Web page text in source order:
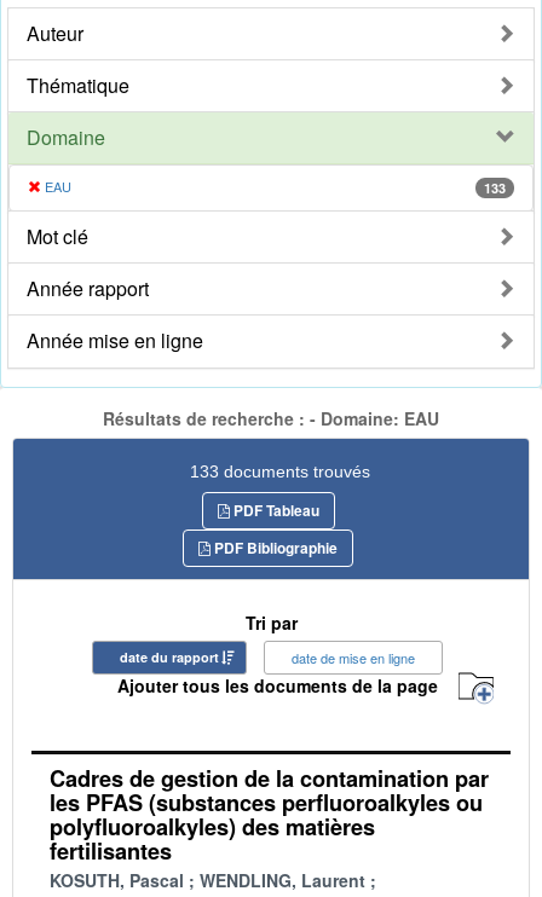
Auteur
Thématique
Domaine
EAU 133
Mot clé
Année rapport
Année mise en ligne
Résultats de recherche : - Domaine: EAU
133 documents trouvés
PDF Tableau
PDF Bibliographie
Tri par
date du rapport date de mise en ligne
Ajouter tous les documents de la page
Cadres de gestion de la contamination par
les PFAS (substances perfluoroalkyles ou
polyfluoroalkyles) des matières
fertilisantes
KOSUTH, Pascal
WENDLING, Laurent